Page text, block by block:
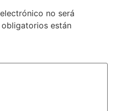
no será
están